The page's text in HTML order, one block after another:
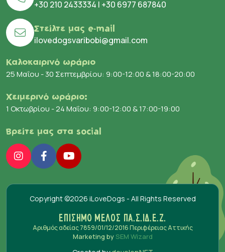
+30 210 2433334 | +30 6977 687840
Στείλτε μας e-mail
ilovedogsvaribobi@gmail.com
Καλοκαιρινό ωράριο
25 Μαΐου - 30 Σεπτεμβρίου: 9:00-12:00 & 18:00-20:00
Χειμερινό ωράριο:
1 Οκτωβρίου - 24 Μαΐου: 9:00-12:00 & 17:00-19:00
Βρείτε μας στα social
Copyright ©2026 iLoveDogs - All Rights Reserved
ΕΠΙΣΗΜΟ ΜΕΛΟΣ ΠΑ.Σ.ΙΔ.Ε.Ζ.
Αριθμός αδείας 7859/01/12/2016 Περιφέρειας Αττικής
Marketing by SEM Wizard